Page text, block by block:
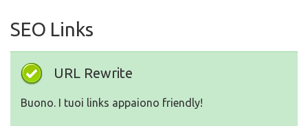
SEO Links
URL Rewrite
Buono. I tuoi links appaiono friendly!